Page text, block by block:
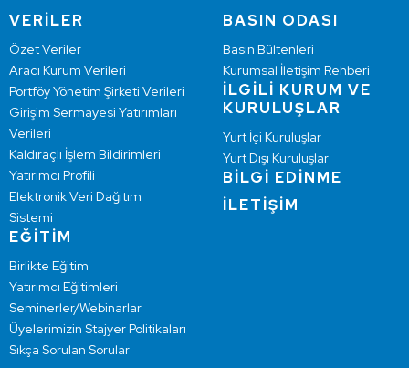
VERİLER
Özet Veriler
Aracı Kurum Verileri
Portföy Yönetim Şirketi Verileri
Girişim Sermayesi Yatırımları
Verileri
Kaldıraçlı İşlem Bildirimleri
Yatırımcı Profili
Elektronik Veri Dağıtım
Sistemi
EĞİTİM
Birlikte Eğitim
Yatırımcı Eğitimleri
Seminerler/Webinarlar
Üyelerimizin Stajyer Politikaları
Sıkça Sorulan Sorular
BASIN ODASI
Basın Bültenleri
Kurumsal İletişim Rehberi
İLGİLİ KURUM VE
KURULUŞLAR
Yurt İçi Kuruluşlar
Yurt Dışı Kuruluşlar
BİLGİ EDİNME
İLETİŞİM